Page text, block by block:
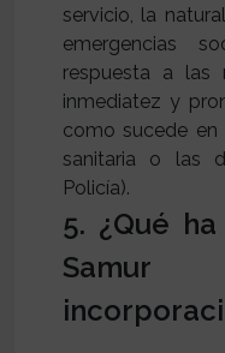
servicio, la
emergencias
respuesta a las
inmediatez y
como sucede en
sanitaria o las
Policía).
5. ¿Qué